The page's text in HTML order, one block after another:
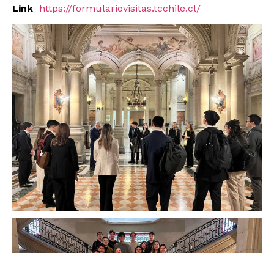
Link https://formulariovisitas.tcchile.cl/